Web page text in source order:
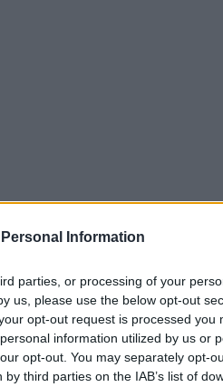
Information
parties, or processing of your
us, please use the below opt-out
opt-out request is processed you
information utilized by us or
opt-out. You may separately opt-
third parties on the IAB’s list of